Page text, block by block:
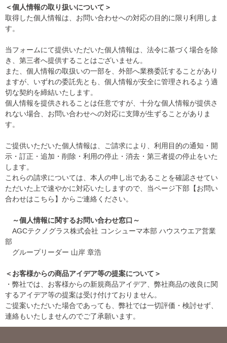
＜個人情報の取り扱いについて＞
取得した個人情報は、お問い合わせへの対応の目的に限り利用しま
す。
当フォームにて提供いただいた個人情報は、法令に基づく場合を除
き、第三者へ提供することはございません。
また、個人情報の取扱いの一部を、外部へ業務委託することがあり
ますが、いずれの委託先とも、個人情報が安全に管理されるよう適
切な契約を締結いたします。
個人情報を提供されることは任意ですが、十分な個人情報が提供さ
れない場合、お問い合わせへの対応に支障が生ずることがありま
す。
ご提供いただいた個人情報は、ご請求により、利用目的の通知・開
示・訂正・追加・削除・利用の停止・消去・第三者提の停止をいた
します。
これらの請求については、本人の申し出であることを確認させてい
ただいた上で速やかに対応いたしますので、当ページ下部【お問い
合わせはこちら】からご連絡ください。
～個人情報に関するお問い合わせ窓口～
AGCテクノグラス株式会社 コンシューマ本部 ハウスウエア営業
部
グループリーダー 山岸 章浩
＜お客様からの商品アイデア等の提案について＞
・弊社では、お客様からの新規商品アイデア、弊社商品の改良に関
するアイデア等の提案は受け付けておりません。
ご提案いただいた場合であっても、弊社では一切評価・検討せず、
連絡もいたしませんのでご了承願います。